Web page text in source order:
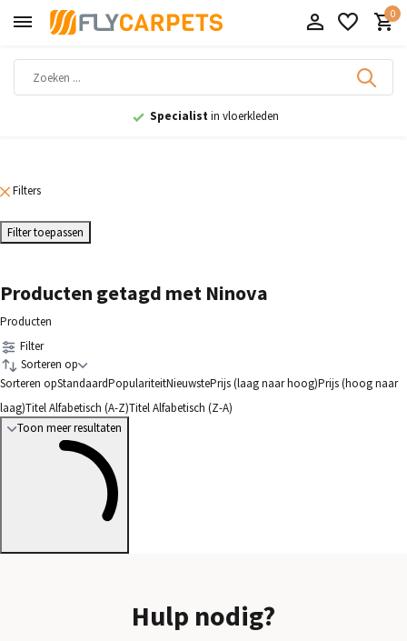
0
Specialistin vloerkleden
Filters
Filter toepassen
Producten getagd met Ninova
Producten
Filter
Sorteren op
Sorteren opStandaardPopulariteitNieuwstePrijs (laag naar hoog)Prijs (hoog naar
laag)Titel Alfabetisch (A-Z)Titel Alfabetisch (Z-A)
Toon meer resultaten
Hulp nodig?